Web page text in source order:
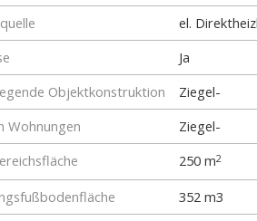
el.
Ja
Objektkonstruktion
Ziegel-
Wohnungen
Ziegel-
250 m2
352 m3